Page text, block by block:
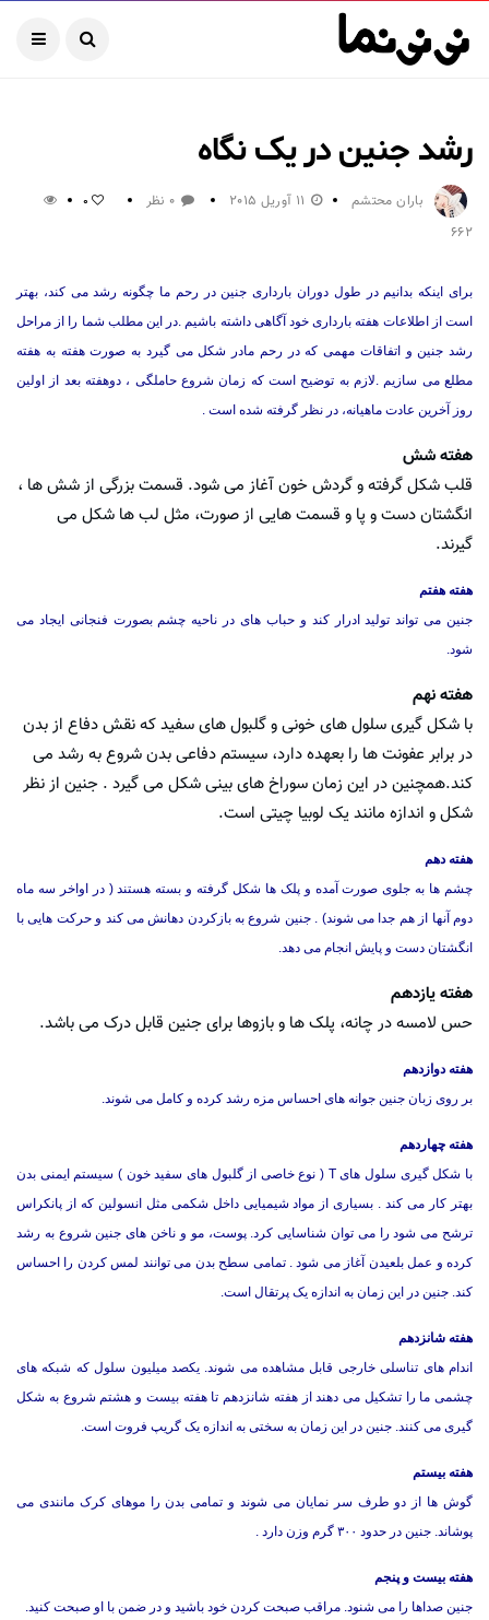
رشد جنین در یک نگاه
باران محتشم 11 آوریل 2015 0 نظر 0
662
برای اینکه بدانیم در طول دوران بارداری جنین در رحم ما چگونه رشد می کند، بهتر
است از اطلاعات هفته بارداری خود آگاهی داشته باشیم .در این مطلب شما را از مراحل
رشد جنین و اتفاقات مهمی که در رحم مادر شکل می گیرد به صورت هفته به هفته
مطلع می سازیم .لازم به توضیح است که زمان شروع حاملگی ، دوهفته بعد از اولین
روز آخرین عادت ماهیانه، در نظر گرفته شده است .
هفته شش
قلب شکل گرفته و گردش خون آغاز می شود. قسمت بزرگی از شش ها ،
انگشتان دست و پا و قسمت هایی از صورت، مثل لب ها شکل می
گیرند.
هفته هفتم
جنین می تواند تولید ادرار کند و حباب های در ناحیه چشم بصورت فنجانی ایجاد می
شود.
هفته نهم
با شکل گیری سلول های خونی و گلبول های سفید که نقش دفاع از بدن
در برابر عفونت ها را بعهده دارد، سیستم دفاعی بدن شروع به رشد می
کند.همچنین در این زمان سوراخ های بینی شکل می گیرد . جنین از نظر
شکل و اندازه مانند یک لوبیا چیتی است.
هفته دهم
چشم ها به جلوی صورت آمده و پلک ها شکل گرفته و بسته هستند ( در اواخر سه ماه
دوم آنها از هم جدا می شوند) . جنین شروع به بازکردن دهانش می کند و حرکت هایی با
انگشتان دست و پایش انجام می دهد.
هفته یازدهم
حس لامسه در چانه، پلک ها و بازوها برای جنین قابل درک می باشد.
هفته دوازدهم
بر روی زبان جنین جوانه های احساس مزه رشد کرده و کامل می شوند.
هفته چهاردهم
با شکل گیری سلول های T ( نوع خاصی از گلبول های سفید خون ) سیستم ایمنی بدن
بهتر کار می کند . بسیاری از مواد شیمیایی داخل شکمی مثل انسولین که از پانکراس
ترشح می شود را می توان شناسایی کرد. پوست، مو و ناخن های جنین شروع به رشد
کرده و عمل بلعیدن آغاز می شود . تمامی سطح بدن می توانند لمس کردن را احساس
کند. جنین در این زمان به اندازه یک پرتقال است.
هفته شانزدهم
اندام های تناسلی خارجی قابل مشاهده می شوند. یکصد میلیون سلول که شبکه های
چشمی ما را تشکیل می دهند از هفته شانزدهم تا هفته بیست و هشتم شروع به شکل
گیری می کنند. جنین در این زمان به سختی به اندازه یک گریپ فروت است.
هفته بیستم
گوش ها از دو طرف سر نمایان می شوند و تمامی بدن را موهای کرک مانندی می
پوشاند. جنین در حدود ۳۰۰ گرم وزن دارد .
هفته بیست و پنجم
جنین صداها را می شنود. مراقب صبحت کردن خود باشید و در ضمن با او صبحت کنید.